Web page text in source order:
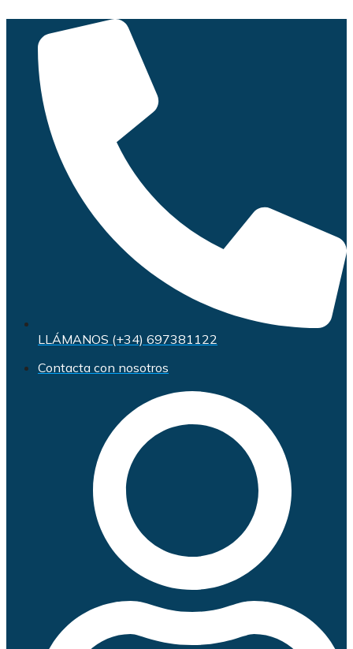
contenido
LLÁMANOS (+34) 697381122
Contacta con nosotros